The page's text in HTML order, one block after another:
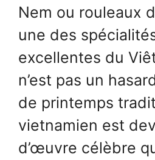
Nem ou rouleaux
une des
excellentes du
n’est pas un
de printemps
vietnamien est
d’œuvre célèbre